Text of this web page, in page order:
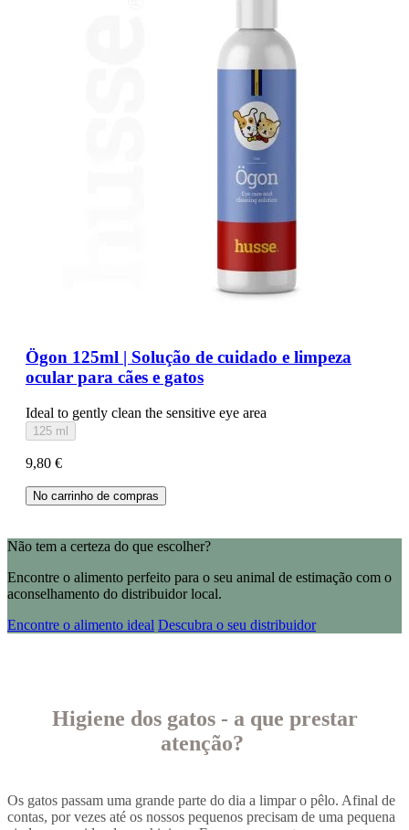
Ögon 125ml | Solução de cuidado e limpeza
ocular para cães e gatos
Ideal to gently clean the sensitive eye area
125 ml
9,80 €
No carrinho de compras
Não tem a certeza do que escolher?
Encontre o alimento perfeito para o seu animal de estimação com o
aconselhamento do distribuidor local.
Encontre o alimento ideal Descubra o seu distribuidor
Higiene dos gatos - a que prestar
atenção?
Os gatos passam uma grande parte do dia a limpar o pêlo. Afinal de
contas, por vezes até os nossos pequenos precisam de uma pequena